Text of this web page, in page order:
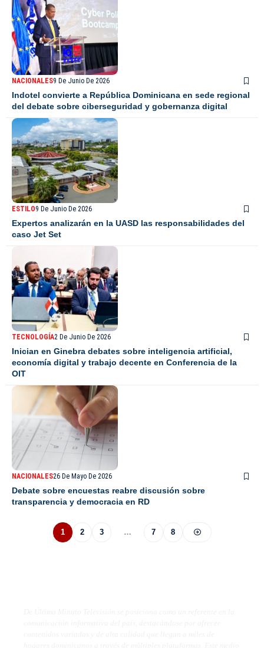
NACIONALES9 De Junio De 2026
Indotel convierte a República Dominicana en sede regional
del debate sobre ciberseguridad y gobernanza digital
ESTILO9 De Junio De 2026
Expertos analizarán en la UASD las responsabilidades del
caso Jet Set
TECNOLOGÍA2 De Junio De 2026
Inician en Ginebra debates sobre inteligencia artificial,
economía digital y trabajo decente en Conferencia de la
OIT
NACIONALES26 De Mayo De 2026
Debate sobre encuestas reabre discusión sobre
transparencia y democracia en RD
1 2 3 … 7 8